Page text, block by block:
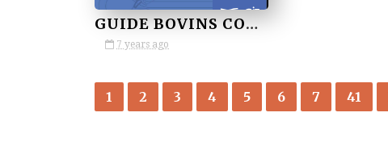
GUIDE BOVINS CONFIANCE TECHNIQUES DE MANIPULATION DES BOVINS
7 years ago
1 2 3 4 5 6 7 41